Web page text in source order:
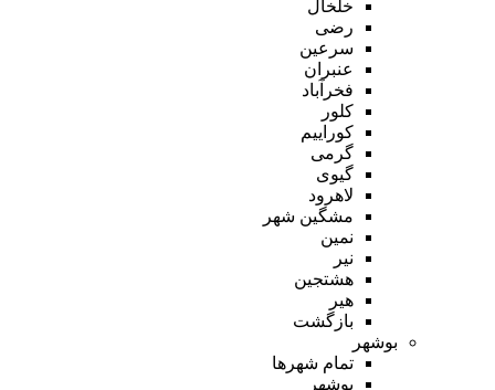
خلخال
رضی
سرعین
عنبران
فخرآباد
کلور
کوراییم
گرمی
گیوی
لاهرود
مشگین شهر
نمین
نیر
هشتجین
هیر
بازگشت
بوشهر
تمام شهر‌ها
بوشهر